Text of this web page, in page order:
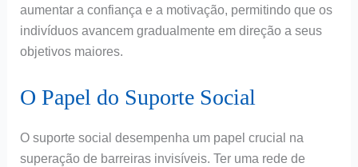
aumentar a confiança e a motivação, permitindo que os
indivíduos avancem gradualmente em direção a seus
objetivos maiores.
O Papel do Suporte Social
O suporte social desempenha um papel crucial na
superação de barreiras invisíveis. Ter uma rede de